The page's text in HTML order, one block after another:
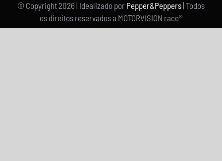
© Copyright 2026 | Idealizado por Pepper&Peppers | Todos
os direitos reservados a MOTORVISION race®